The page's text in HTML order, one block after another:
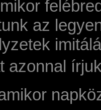
az
azonnal
amikor